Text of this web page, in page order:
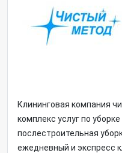
Клининговая компания
комплекс услуг по
послестроительная
ежедневный и экспресс